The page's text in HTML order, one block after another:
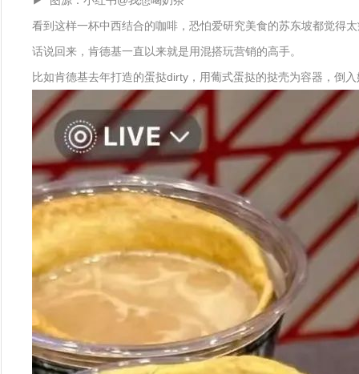
看到这样一杯中西结合的咖啡，恐怕爱研究美食的苏东坡都觉得
话说回来，肯德基一直以来就是用混搭玩营销的高手。
比如肯德基去年打造的蛋挞dirty，用葡式蛋挞的挞壳为容器，倒